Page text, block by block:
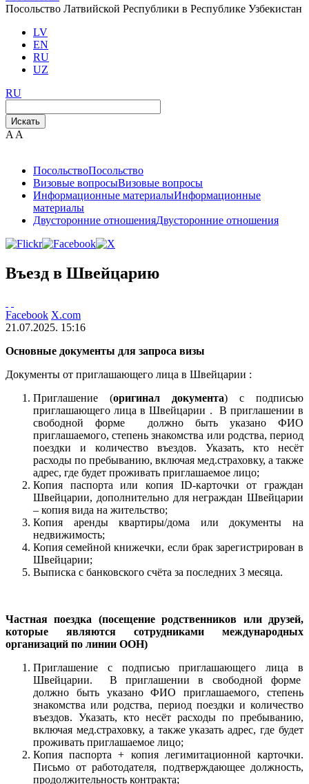
Посольство Латвийской Республики в Республике Узбекистан
LV
EN
RU
UZ
RU
Искать
A A
ПосольствоПосольство
Визовые вопросыВизовые вопросы
Информационные материалыИнформационные
материалы
Двусторонние отношенияДвусторонние отношения
Въезд в Швейцарию
Facebook X.com
21.07.2025. 15:16
Основные документы для запроса визы
Документы от приглашающего лица в Швейцарии :
Приглашение (оригинал документа) с подписью
приглашающего лица в Швейцарии . В приглашении в
свободной форме должно быть указано ФИО
приглашаемого, степень знакомства или родства, период
поездки и количество въездов. Указать, кто несёт
расходы по пребыванию, включая мед.страховку, а также
адрес, где будет проживать приглашаемое лицо;
Копия паспорта или копия ID-карточки от граждан
Швейцарии, дополнительно для неграждан Швейцарии
– копия вида на жительство;
Копия аренды квартиры/дома или документы на
недвижимость;
Копия семейной книжечки, если брак зарегистрирован в
Швейцарии;
Выписка с банковского счёта за последних 3 месяца.
Частная поездка (посещение родственников или друзей,
которые являются сотрудниками международных
организаций по линии ООН)
Приглашение с подписью приглашающего лица в
Швейцарии. В приглашении в свободной форме
должно быть указано ФИО приглашаемого, степень
знакомства или родства, период поездки и количество
въездов. Указать, кто несёт расходы по пребыванию,
включая мед.страховку, а также указать адрес, где будет
проживать приглашаемое лицо;
Копия паспорта + копия легимитационной карточки.
Письмо от работодателя, подтверждающее должность,
продолжительность контракта;